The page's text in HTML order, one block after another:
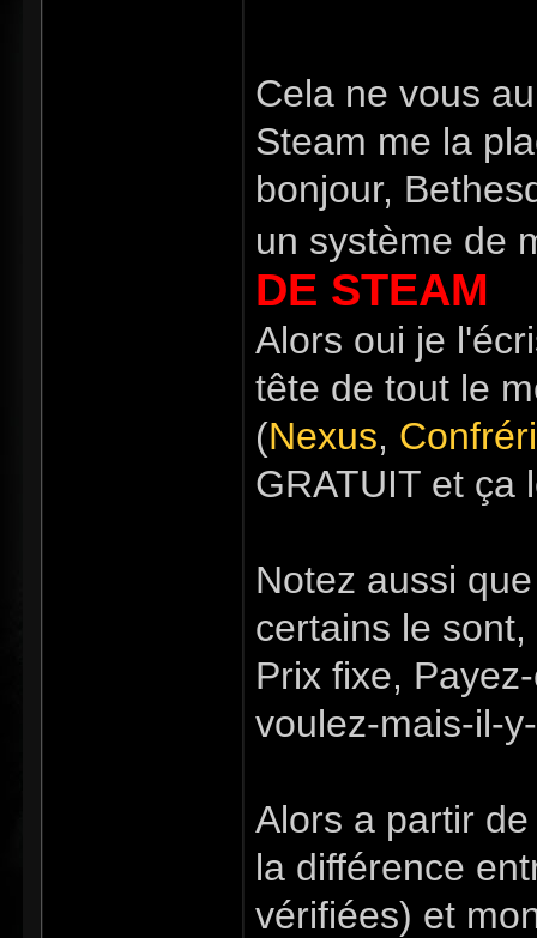
Cela ne vous
Steam me la
bonjour,
un système de
DE STEAM
Alors oui je
tête de tout le
(Nexus,
GRATUIT et ça
Notez aussi
certains le
Prix fixe,
voulez-mais-il-
Alors a partir
la différence
vérifiées) et